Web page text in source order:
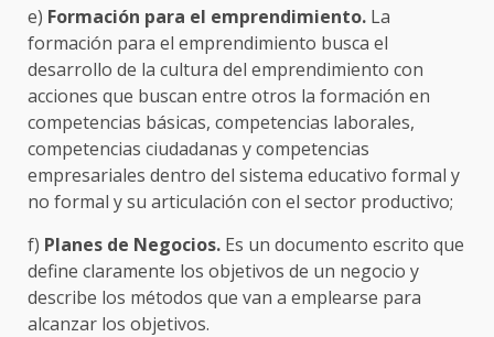
e) Formación para el emprendimiento. La
formación para el emprendimiento busca el
desarrollo de la cultura del emprendimiento con
acciones que buscan entre otros la formación en
competencias básicas, competencias laborales,
competencias ciudadanas y competencias
empresariales dentro del sistema educativo formal y
no formal y su articulación con el sector productivo;
f) Planes de Negocios. Es un documento escrito que
define claramente los objetivos de un negocio y
describe los métodos que van a emplearse para
alcanzar los objetivos.